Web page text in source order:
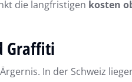
die langfristigen kosten
Graffiti
In der Schweiz